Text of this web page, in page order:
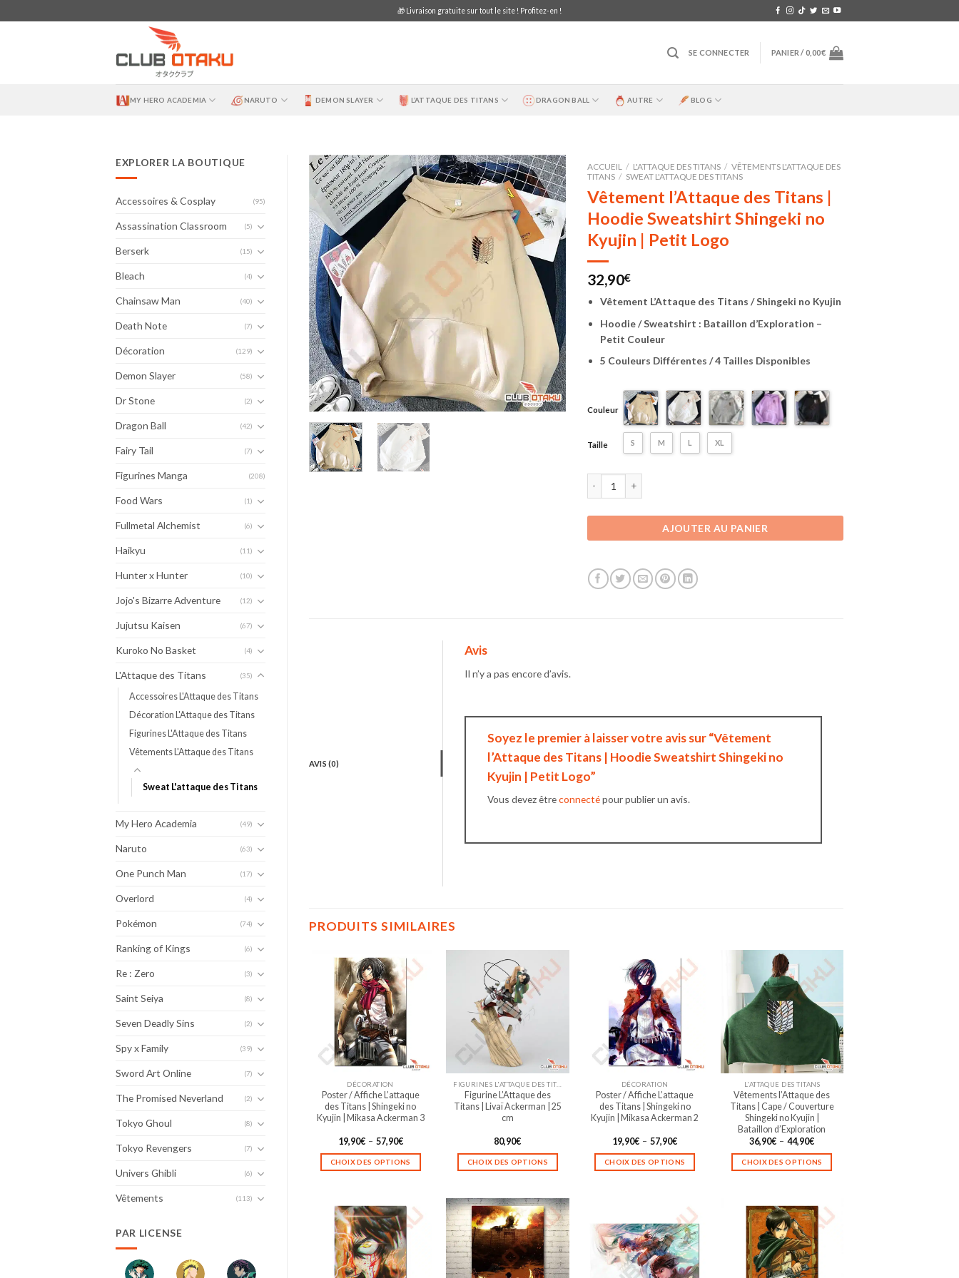
to
🎁 Livraison gratuite sur tout le site ! Profitez-en !
SE CONNECTER PANIER /0,00€
MY HERO ACADEMIA NARUTO DEMON SLAYER L’ATTAQUE DES TITANS DRAGON BALL AUTRE BLOG
EXPLORER LA BOUTIQUE
Accessoires & Cosplay (95)
Assassination Classroom (5)
Berserk (15)
Bleach (4)
Chainsaw Man (40)
Death Note (7)
Décoration (129)
Demon Slayer (58)
Dr Stone (2)
Dragon Ball (42)
Fairy Tail (7)
Figurines Manga (208)
Food Wars (1)
Fullmetal Alchemist (6)
Haikyu (11)
Hunter x Hunter (10)
Jojo's Bizarre Adventure (12)
Jujutsu Kaisen (67)
Kuroko No Basket (4)
L'Attaque des Titans (35)
Accessoires L'Attaque des Titans
Décoration L'Attaque des Titans
Figurines L'Attaque des Titans
Vêtements L'Attaque des Titans
Sweat L'attaque des Titans
My Hero Academia (49)
Naruto (63)
One Punch Man (17)
Overlord (4)
Pokémon (74)
Ranking of Kings (6)
Re : Zero (3)
Saint Seiya (8)
Seven Deadly Sins (2)
Spy x Family (39)
Sword Art Online (7)
The Promised Neverland (2)
Tokyo Ghoul (8)
Tokyo Revengers (7)
Univers Ghibli (6)
Vêtements (113)
PAR LICENSE
ACCUEIL / L'ATTAQUE DES TITANS / VÊTEMENTS L'ATTAQUE DES
TITANS / SWEAT L'ATTAQUE DES TITANS
Vêtement l’Attaque des Titans |
Hoodie Sweatshirt Shingeki no
Kyujin | Petit Logo
32,90€
Vêtement L’Attaque des Titans / Shingeki no Kyujin
Hoodie / Sweatshirt : Bataillon d’Exploration –
Petit Couleur
5 Couleurs Différentes / 4 Tailles Disponibles
Couleur
Taille S M L XL
AJOUTER AU PANIER
AVIS (0)
Avis
Il n’y a pas encore d’avis.
Soyez le premier à laisser votre avis sur “Vêtement
l’Attaque des Titans | Hoodie Sweatshirt Shingeki no
Kyujin | Petit Logo”
Vous devez êtreconnectépour publier un avis.
PRODUITS SIMILAIRES
DÉCORATION
Poster / Affiche L’attaque
des Titans | Shingeki no
Kyujin | Mikasa Ackerman 3
19,90€ – 57,90€Plage
prix :
19,90€
CHOIX DES OPTIONS
a
plusieurs
variations.
Les
options
FIGURINES L'ATTAQUE DES TITANS
Figurine L’Attaque des
Titans | Livaï Ackerman | 25
cm
80,90€
CHOIX DES OPTIONS
a
plusieurs
variations.
Les
options
DÉCORATION
Poster / Affiche L’attaque
des Titans | Shingeki no
Kyujin | Mikasa Ackerman 2
19,90€ – 57,90€Plage
prix :
19,90€
CHOIX DES OPTIONS
plusieurs
variations.
Les
options
L'ATTAQUE DES TITANS
Vêtements l’Attaque des
Titans | Cape / Couverture
Shingeki no Kyujin |
Bataillon d’Exploration
36,90€ – 44,90€Plage
prix :
36,90€
CHOIX DES OPTIONS
a
plusieurs
variations.
Les
options